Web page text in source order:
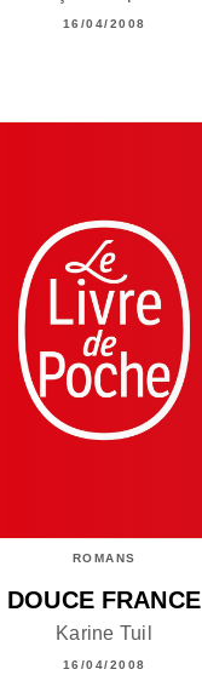
16/04/2008
ROMANS
DOUCE FRANCE
Karine Tuil
16/04/2008